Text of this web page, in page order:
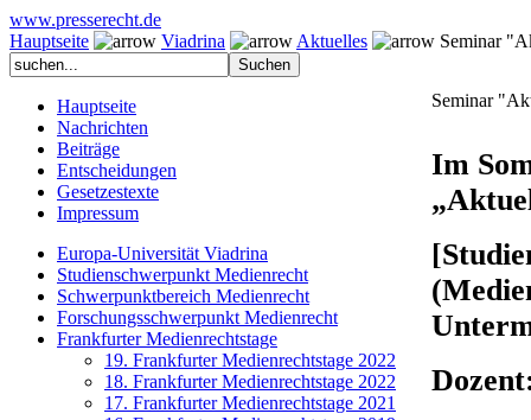
www.presserecht.de
Hauptseite
Viadrina Aktuelles Seminar
Hauptseite
Nachrichten
Beiträge
Entscheidungen
Gesetzestexte
Impressum
Europa-Universität Viadrina
Studienschwerpunkt Medienrecht
Schwerpunktbereich Medienrecht
Forschungsschwerpunkt Medienrecht
Frankfurter Medienrechtstage
19. Frankfurter Medienrechtstage 2022
18. Frankfurter Medienrechtstage 2022
17. Frankfurter Medienrechtstage 2021
Seminar
Im